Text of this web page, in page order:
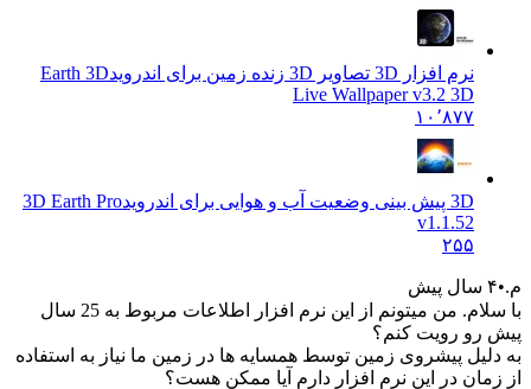
نرم افزار 3D تصاویر 3D زنده زمین برای اندروید
Earth 3D
Live Wallpaper v3.2 3D
۱۰٬۸۷۷
3D Earth Pro
v1.1.52
با سلام. من میتونم از این نرم افزار اطلاعات مربوط به 25 سال
رویت کنم؟
پیشروی زمین توسط همسایه ها در زمین ما نیاز به استفاده
در این نرم افزار دارم آیا ممکن هست؟